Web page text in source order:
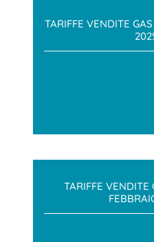
TARIFFE VENDITE
TARIFFE VENDITE